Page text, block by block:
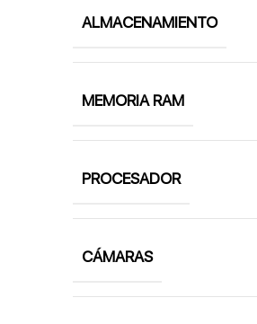
ALMACENAMIENTO
MEMORIA RAM
PROCESADOR
CÁMARAS